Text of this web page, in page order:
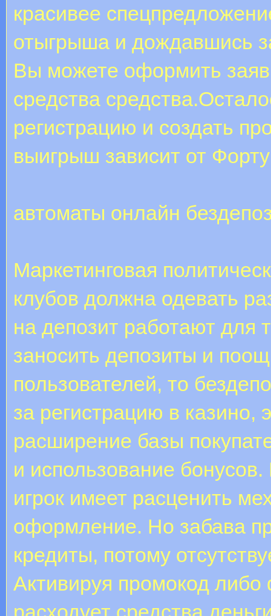
красивее
отыгрыша и дождавшись
Вы можете оформить
средства
регистрацию и создать
выигрыш зависит от
автоматы онлайн
Маркетинговая
клубов должна одевать
на депозит работают для
заносить депозиты и
пользователей, то
за регистрацию в казино,
расширение базы
и использование
игрок имеет расценить
оформление. Но забава
кредиты, потому
Активируя промокод либо